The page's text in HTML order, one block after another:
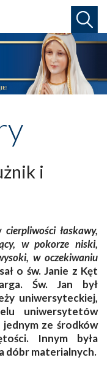
i
łaskawy,
w pokorze niski,
w oczekiwaniu
o św. Janie z Kęt
Św. Jan był
uniwersyteckiej,
uniwersytetów
jednym ze środków
Innym była
dóbr materialnych.